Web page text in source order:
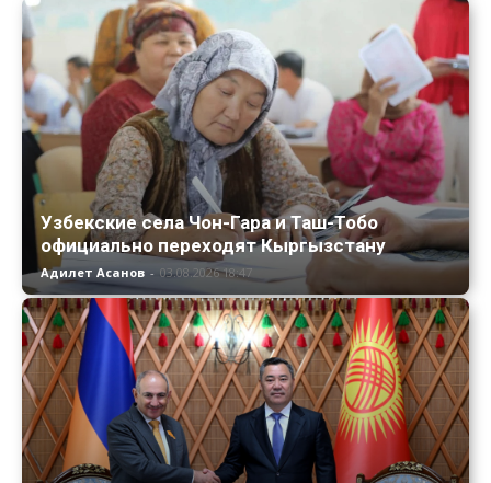
Узбекские села Чон-Гара и Таш-Тобо
официально переходят Кыргызстану
Адилет Асанов - 03.08.2026 18:47